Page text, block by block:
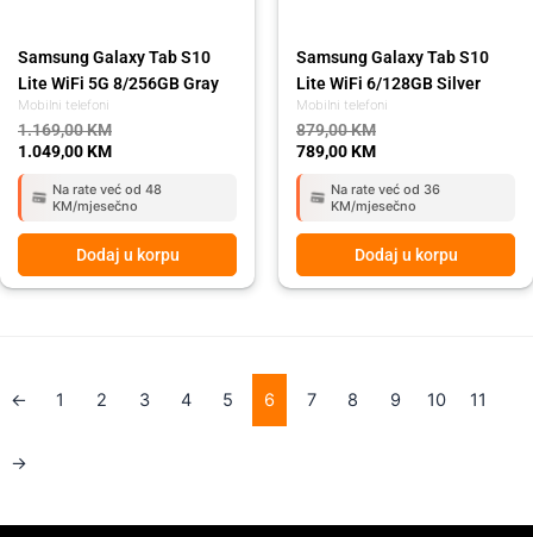
Mobilni telefoni
Samsung Galaxy Tab S10
Lite WiFi 5G 8/256GB Gray
1.169,00KM
1.049,00KM
Na rate već od 48
KM/mjesečno
Dodaj u korpu
Mobilni telefoni
Samsung Galaxy Tab S10
Lite WiFi 6/128GB Silver
879,00KM
789,00KM
Na rate već od 36
KM/mjesečno
Dodaj u korpu
← 1 2 3 4 5 6 7 8 9 10 11
→